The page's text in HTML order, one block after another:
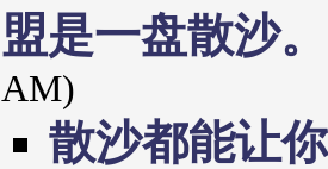
盟是一盘散沙
AM)
散沙都能让